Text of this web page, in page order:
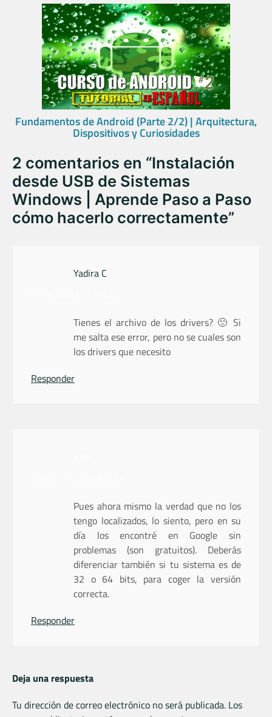
Fundamentos de Android (Parte 2/2) | Arquitectura,
Dispositivos y Curiosidades
2 comentarios en “Instalación
desde USB de Sistemas
Windows | Aprende Paso a Paso
cómo hacerlo correctamente”
Yadira C
Tienes el archivo de los drivers? 🙁 Si
me salta ese error, pero no se cuales son
los drivers que necesito
Responder
Pues ahora mismo la verdad que no los
tengo localizados, lo siento, pero en su
día los encontré en Google sin
problemas (son gratuitos). Deberás
diferenciar también si tu sistema es de
32 o 64 bits, para coger la versión
correcta.
Responder
Deja una respuesta
Tu dirección de correo electrónico no será publicada. Los